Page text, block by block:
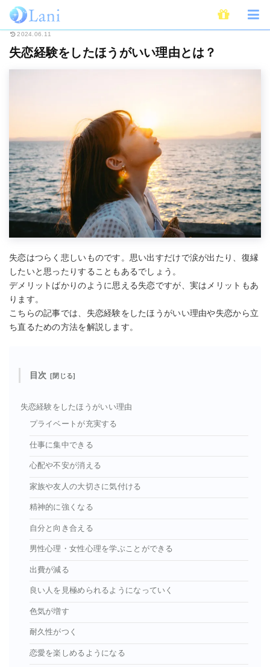
ホーム 恋愛
2024.06.11
失恋経験をしたほうがいい理由とは？
失恋はつらく悲しいものです。思い出すだけで涙が出たり、復縁
したいと思ったりすることもあるでしょう。
デメリットばかりのように思える失恋ですが、実はメリットもあ
ります。
こちらの記事では、失恋経験をしたほうがいい理由や失恋から立
ち直るための方法を解説します。
目次
失恋経験をしたほうがいい理由
プライベートが充実する
仕事に集中できる
心配や不安が消える
家族や友人の大切さに気付ける
精神的に強くなる
自分と向き合える
男性心理・女性心理を学ぶことができる
出費が減る
良い人を見極められるようになっていく
色気が増す
耐久性がつく
恋愛を楽しめるようになる